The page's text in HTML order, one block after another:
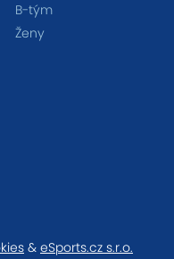
B-tým
Ženy
& eSports.cz s.r.o.